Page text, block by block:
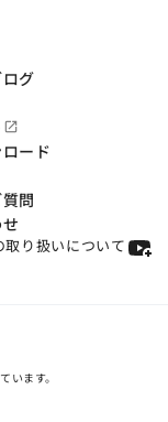
グ
open_in_new
ード
問
取り扱いについて
います。